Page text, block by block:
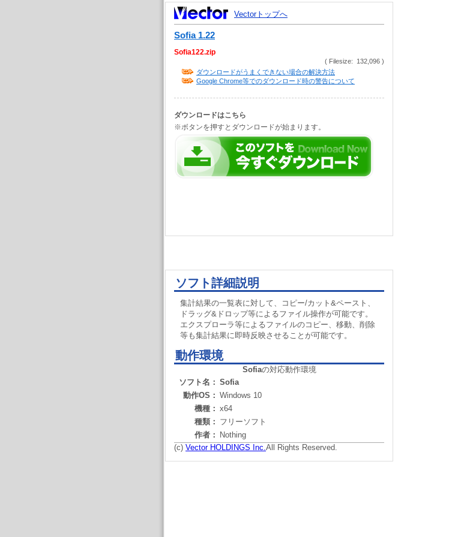
Vectorトップへ
Sofia 1.22
Sofia122.zip
( Filesize: 132,096 )
ダウンロードがうまくできない場合の解決方法
Google Chrome等でのダウンロード時の警告について
ダウンロードはこちら
※ボタンを押すとダウンロードが始まります。
ソフト詳細説明
集計結果の一覧表に対して、コピー/カット&ペースト、
ドラッグ&ドロップ等によるファイル操作が可能です。
エクスプローラ等によるファイルのコピー、移動、削除
等も集計結果に即時反映させることが可能です。
動作環境
Sofiaの対応動作環境
ソフト名： Sofia
動作OS： Windows 10
機種： x64
種類： フリーソフト
作者：
Nothing
(c) Vector HOLDINGS Inc.All Rights Reserved.